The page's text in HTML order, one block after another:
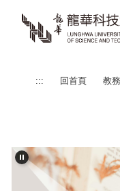
::: 回首頁 教